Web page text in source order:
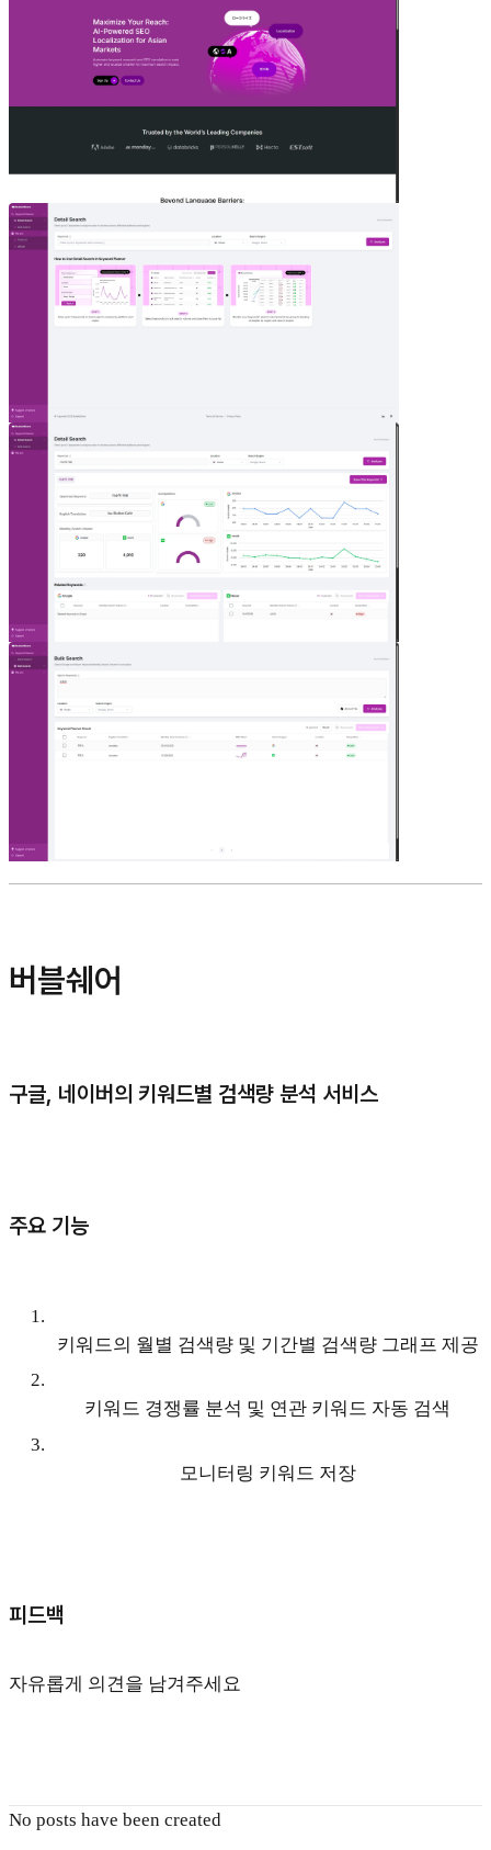
버블쉐어
구글, 네이버의 키워드별 검색량 분석 서비스
주요 기능
1.
키워드의 월별 검색량 및 기간별 검색량 그래프 제공
2.
키워드 경쟁률 분석 및 연관 키워드 자동 검색
3.
모니터링 키워드 저장
피드백
자유롭게 의견을 남겨주세요
No posts have been created